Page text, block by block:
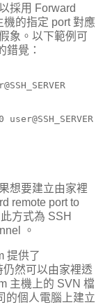
採用 Forward
機的指定 port 對應
象。以下範例可
錯覺：
想要建立由家裡
remote port to
方式為 SSH
。
提供了
然可以由家裡透
主機上的 SVN 檔
的個人電腦上建立